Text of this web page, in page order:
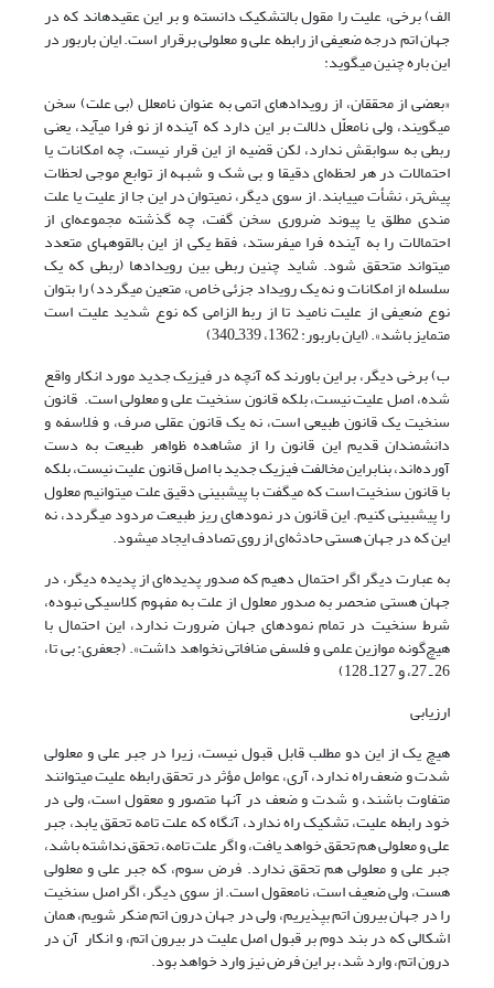
الف) برخی، علیت را مقول بالتشکیک دانسته و بر این عقیده‎اند که در
جهان اتم درجه ضعیفی از رابطه علی و معلولی برقرار است. ایان باربور در
این باره چنین ‌‎می‎گوید:
«بعضی از محققان، از رویدادهای اتمی به عنوان نامعلل (بی علت) سخن
‌‎می‎گویند، ولی نامعلّل دلالت بر این دارد که آینده از نو فرا ‌‎می‎آید، یعنی
ربطی به سوابقش ندارد، لکن قضیه از این قرار نیست، چه امکانات یا
احتمالات در هر لحظه‌ای دقیقا و بی شک و شبهه از توابع موجی لحظات
پیش‌تر، نشأت ‌‎می‎یابند. از سوی دیگر، نمی‎توان در این جا از علیت یا علت
مندی مطلق یا پیوند ضروری سخن گفت، چه گذشته مجموعه‌ای از
احتمالات را به آینده فرا ‌‎می‎فرستد، فقط یکی از این بالقوه‎های متعدد
می‎تواند متحقق شود. شاید چنین ربطی بین رویدادها (ربطی که یک
سلسله از امکانات و نه یک رویداد جزئی خاص، متعین ‌‎می‎گردد) را بتوان
نوع ضعیفی از علیت نامید تا از ربط الزامی که نوع شدید علیت است
متمایز باشد». (ایان باربور: 1362، 339ـ340)
ب) برخی دیگر، بر این باورند که آنچه در فیزیک جدید مورد انکار واقع
شده، اصل علیت نیست، بلکه قانون سنخیت علی و معلولی است. قانون
سنخیت یک قانون طبیعی است، نه یک قانون عقلی صرف، و فلاسفه و
دانشمندان قدیم این قانون را از مشاهده ظواهر طبیعت به دست
آورده‌اند، بنابراین مخالفت فیزیک جدید با اصل قانون علیت نیست، بلکه
با قانون سنخیت است که ‌‎می‎گفت با‌ پیش‎بینی دقیق علت می‎توانیم معلول
را‌ پیش‎بینی کنیم. این قانون در نمودهای ریز طبیعت مردود ‌‎می‎گردد، نه
این که در جهان هستی حادثه‌ای از روی تصادف ایجاد ‌‎می‎شود.
به عبارت دیگر اگر احتمال دهیم که صدور پدیده‌ای از پدیده دیگر، در
جهان هستی منحصر به صدور معلول از علت به مفهوم کلاسیکی نبوده،
شرط سنخیت در تمام نمودهای جهان ضرورت ندارد، این احتمال با
هیچ‌گونه موازین علمی و فلسفی منافاتی نخواهد داشت». (جعفری: بی تا،
26 ـ 27، و 127ـ 128)
ارزیابی
هیچ یک از این دو مطلب قابل قبول نیست، زیرا در جبر علی و معلولی
شدت و ضعف راه ندارد، آری، عوامل مؤثر در تحقق رابطه علیت می‏توانند
متفاوت باشند، و شدت و ضعف در آن‎ها متصور و معقول است، ولی در
خود رابطه علیت، تشکیک راه ندارد، آن‏گاه که علت تامه تحقق یابد، جبر
علی و معلولی هم تحقق خواهد یافت، و اگر علت تامه، تحقق نداشته باشد،
جبر علی و معلولی هم تحقق ندارد. فرض سوم، که جبر علی و معلولی
هست، ولی ضعیف است، نامعقول است. از سوی دیگر، اگر اصل سنخیت
را در جهان بیرون اتم بپذیریم، ولی در جهان درون اتم منکر شویم، همان
اشکالی که در بند دوم بر قبول اصل علیت در بیرون اتم، و انکار آن در
درون اتم، وارد شد، بر این فرض نیز وارد خواهد بود.